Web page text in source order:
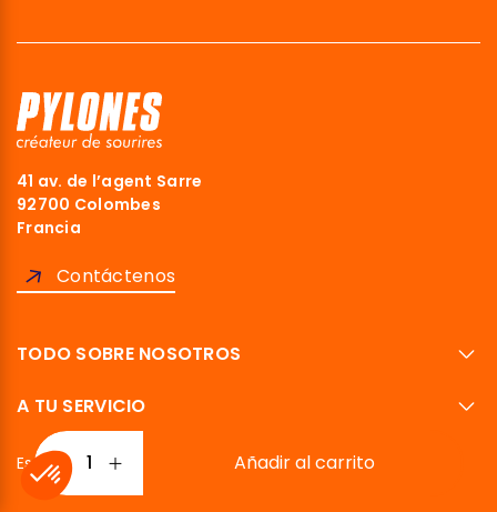
Añadir al carrito
41 av. de l’agent Sarre
92700 Colombes
Francia
Contáctenos
TODO SOBRE NOSOTROS
A TU SERVICIO
Español